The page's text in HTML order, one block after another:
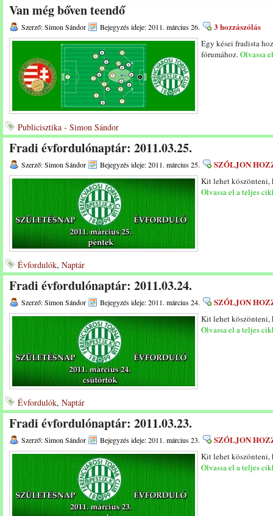
Van még bőven teendő
Szerző: Simon Sándor Bejegyzés ideje: 2011. március 26. 3 hozzászólás
Egy kései fradista
fórumához.Olvassa
Publicisztika - Simon Sándor
Fradi évfordulónaptár: 2011.03.25.
Szerző: Simon Sándor Bejegyzés ideje: 2011. március 25. SZÓLJON
Kit lehet köszönteni,
Olvassa el a teljes
Évfordulók, Naptár
Fradi évfordulónaptár: 2011.03.24.
Szerző: Simon Sándor Bejegyzés ideje: 2011. március 24. SZÓLJON
Kit lehet köszönteni,
Olvassa el a teljes
Évfordulók, Naptár
Fradi évfordulónaptár: 2011.03.23.
Szerző: Simon Sándor Bejegyzés ideje: 2011. március 23. SZÓLJON
Kit lehet köszönteni,
Olvassa el a teljes